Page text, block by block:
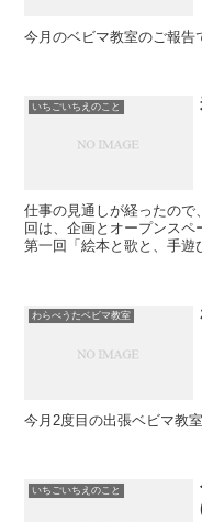
今月のベビマ教室のご報告
いちごいちえのこと
仕事の見通しが経ったので
回は、企画とオープンスペース両方
第一回「絵本と歌と、手遊びで♪」 詳しくは→企
わらべうたベビマ教室
今月2度目の出張ベビマ教
いちごいちえのこと